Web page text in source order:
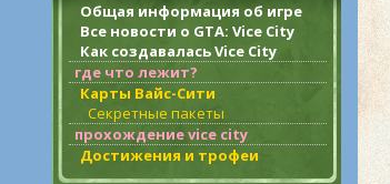
Общая информация об игре
Все новости о GTA: Vice City
Как создавалась Vice City
где что лежит?
Карты Вайс-Сити
Секретные пакеты
прохождение vice city
Достижения и трофеи